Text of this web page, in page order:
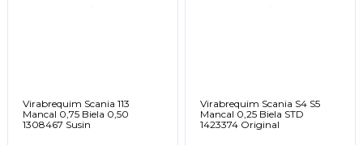
Virabrequim Scania 113
Mancal 0,75 Biela 0,50
1308467 Susin
Virabrequim Scania S4 S5
Mancal 0,25 Biela STD
1423374 Original